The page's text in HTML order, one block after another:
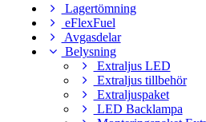
Lagertömning
eFlexFuel
Avgasdelar
Belysning
Extraljus LED
Extraljus tillbehör
Extraljuspaket
LED Backlampa